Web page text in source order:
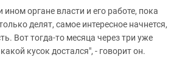
ином органе власти и его работе, пока
делят, самое интересное начнется,
Вот тогда-то месяца через три уже
кусок достался", - говорит он.